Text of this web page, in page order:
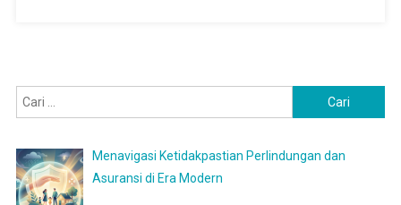
untuk:
Menavigasi Ketidakpastian Perlindungan dan
Asuransi di Era Modern